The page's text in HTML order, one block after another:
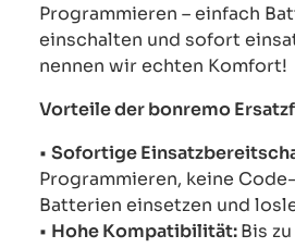
Programmieren – einfach
einschalten und sofort
nennen wir echten Komfort!
Vorteile der bonremo
• Sofortige
Programmieren, keine
Batterien einsetzen und
• Hohe Kompatibilität:Bis